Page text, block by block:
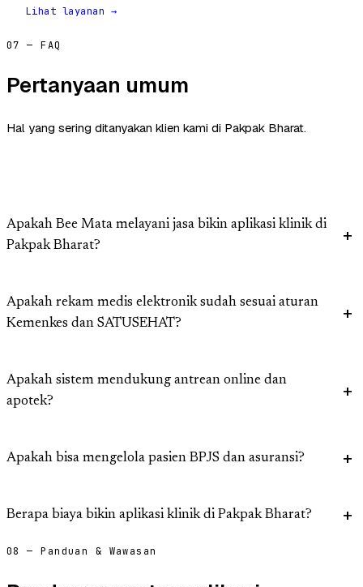
Lihat layanan →
07 — FAQ
Pertanyaan umum
Hal yang sering ditanyakan klien kami di Pakpak Bharat.
Apakah Bee Mata melayani jasa bikin aplikasi klinik di
Pakpak Bharat?
Apakah rekam medis elektronik sudah sesuai aturan
Kemenkes dan SATUSEHAT?
Apakah sistem mendukung antrean online dan
apotek?
Apakah bisa mengelola pasien BPJS dan asuransi?
Berapa biaya bikin aplikasi klinik di Pakpak Bharat?
08 — Panduan & Wawasan